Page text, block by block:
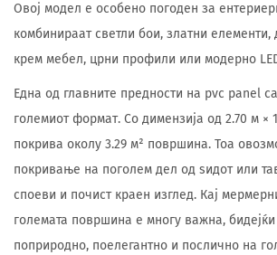
Овој модел е особено погоден за
комбинираат светли бои, златни елементи,
крем мебел, црни профили или модерно
Една од главните предности на pvc panel
големиот формат. Со димензија од 2.70 м ×
покрива околу 3.29 м² површина. Тоа
покривање на поголем дел од ѕидот или
споеви и почист краен изглед. Кај
големата површина е многу важна,
поприродно, поелегантно и послично на